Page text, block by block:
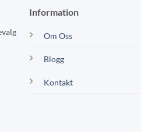
Information
Om Oss
Blogg
Kontakt